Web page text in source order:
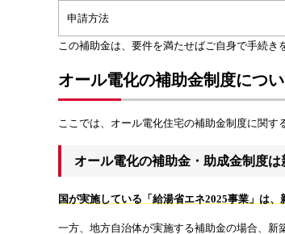
申請方法
この補助金は、要件を満たせばご自身で手続き
オール電化の補助金制度につ
ここでは、オール電化住宅の補助金制度に関す
オール電化の補助金・助成金制度は
国が実施している「給湯省エネ2025事業」は
一方、地方自治体が実施する補助金の場合、新